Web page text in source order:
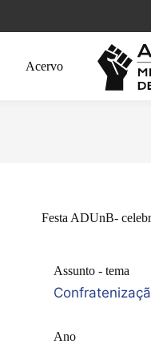
Acervo
Festa ADUnB-
Assunto - tema
Ano